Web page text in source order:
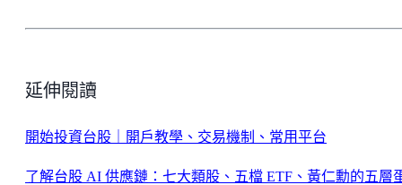
延伸閱讀
開始投資台股｜開戶教學、交易機制、常用平台
了解台股 AI 供應鏈：七大類股、五檔 ETF、黃仁勳的五層